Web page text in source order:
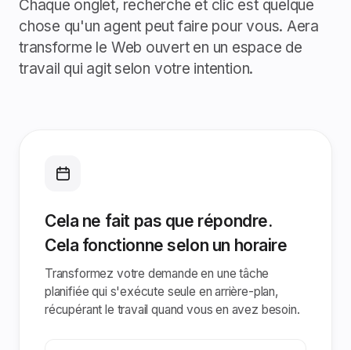
Chaque onglet, recherche et clic est quelque
chose qu'un agent peut faire pour vous. Aera
transforme le Web ouvert en un espace de
travail qui agit selon votre intention.
Cela ne fait pas que répondre.
Cela fonctionne selon un horaire
Transformez votre demande en une tâche
planifiée qui s'exécute seule en arrière-plan,
récupérant le travail quand vous en avez besoin.